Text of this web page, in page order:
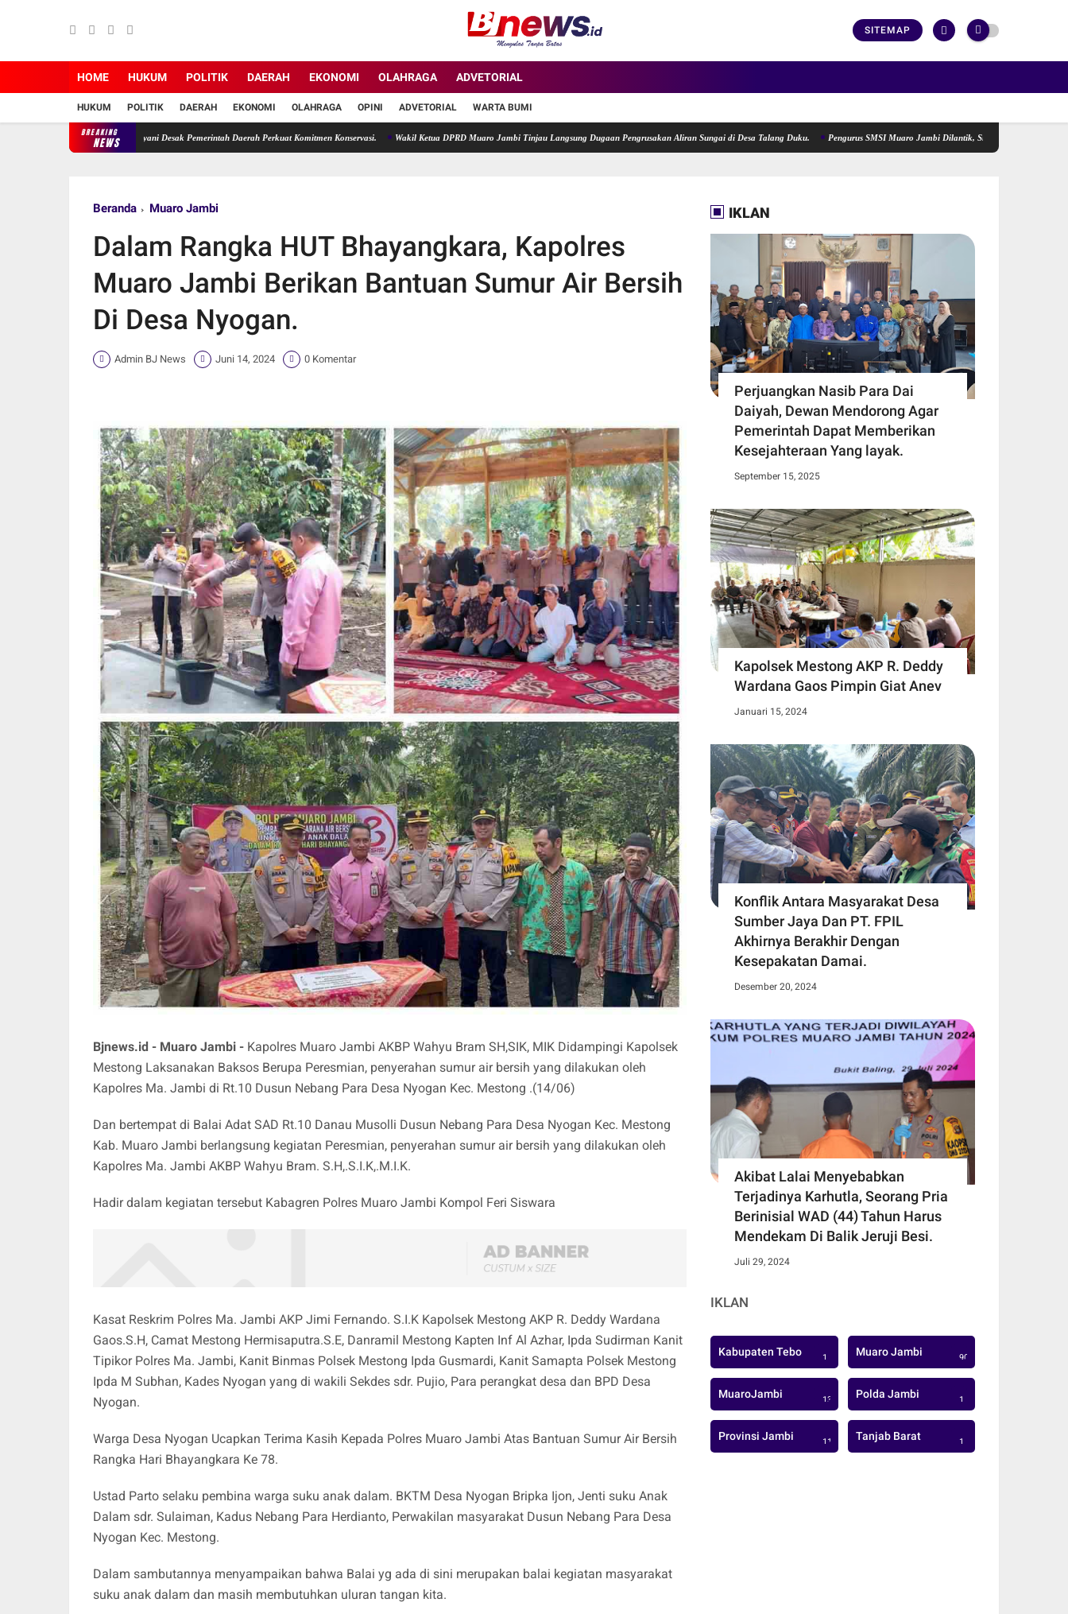
SITEMAP
HOME HUKUM POLITIK DAERAH EKONOMI OLAHRAGA ADVETORIAL
HUKUM POLITIK DAERAH EKONOMI OLAHRAGA OPINI ADVETORIAL WARTA BUMI
BREAKING
NEWS
Ade Erma Suryani Desak Pemerintah Daerah Perkuat Komitmen Konservasi. Wakil Ketua DPRD Muaro Jambi Tinjau Langsung Dugaan Pengrusakan Aliran Sungai di Desa Talang Duku. Pengurus SMSI Muaro Jambi Dilantik, Siap Menjadi Lokomotif Penggerak
Beranda Muaro Jambi
Dalam Rangka HUT Bhayangkara, Kapolres
Muaro Jambi Berikan Bantuan Sumur Air Bersih
Di Desa Nyogan.
Admin BJ News Juni 14, 2024 0 Komentar
Bjnews.id - Muaro Jambi - Kapolres Muaro Jambi AKBP Wahyu Bram SH,SIK, MIK Didampingi Kapolsek
Mestong Laksanakan Baksos Berupa Peresmian, penyerahan sumur air bersih yang dilakukan oleh
Kapolres Ma. Jambi di Rt.10 Dusun Nebang Para Desa Nyogan Kec. Mestong .(14/06)
Dan bertempat di Balai Adat SAD Rt.10 Danau Musolli Dusun Nebang Para Desa Nyogan Kec. Mestong
Kab. Muaro Jambi berlangsung kegiatan Peresmian, penyerahan sumur air bersih yang dilakukan oleh
Kapolres Ma. Jambi AKBP Wahyu Bram. S.H,.S.I.K,.M.I.K.
Hadir dalam kegiatan tersebut Kabagren Polres Muaro Jambi Kompol Feri Siswara
Kasat Reskrim Polres Ma. Jambi AKP Jimi Fernando. S.I.K Kapolsek Mestong AKP R. Deddy Wardana
Gaos.S.H, Camat Mestong Hermisaputra.S.E, Danramil Mestong Kapten Inf Al Azhar, Ipda Sudirman Kanit
Tipikor Polres Ma. Jambi, Kanit Binmas Polsek Mestong Ipda Gusmardi, Kanit Samapta Polsek Mestong
Ipda M Subhan, Kades Nyogan yang di wakili Sekdes sdr. Pujio, Para perangkat desa dan BPD Desa
Nyogan.
Warga Desa Nyogan Ucapkan Terima Kasih Kepada Polres Muaro Jambi Atas Bantuan Sumur Air Bersih
Rangka Hari Bhayangkara Ke 78.
Ustad Parto selaku pembina warga suku anak dalam. BKTM Desa Nyogan Bripka Ijon, Jenti suku Anak
Dalam sdr. Sulaiman, Kadus Nebang Para Herdianto, Perwakilan masyarakat Dusun Nebang Para Desa
Nyogan Kec. Mestong.
Dalam sambutannya menyampaikan bahwa Balai yg ada di sini merupakan balai kegiatan masyarakat
suku anak dalam dan masih membutuhkan uluran tangan kita.
IKLAN
Perjuangkan Nasib Para Dai
Daiyah, Dewan Mendorong Agar
Pemerintah Dapat Memberikan
Kesejahteraan Yang layak.
September 15, 2025
Kapolsek Mestong AKP R. Deddy
Wardana Gaos Pimpin Giat Anev
Januari 15, 2024
Konflik Antara Masyarakat Desa
Sumber Jaya Dan PT. FPIL
Akhirnya Berakhir Dengan
Kesepakatan Damai.
Desember 20, 2024
Akibat Lalai Menyebabkan
Terjadinya Karhutla, Seorang Pria
Berinisial WAD (44) Tahun Harus
Mendekam Di Balik Jeruji Besi.
Juli 29, 2024
IKLAN
Kabupaten Tebo 1 Muaro Jambi 906
MuaroJambi 137 Polda Jambi 1
Provinsi Jambi 113 Tanjab Barat 1